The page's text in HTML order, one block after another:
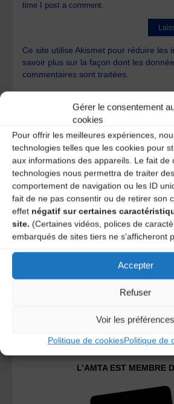
Gérer le consentement
cookies
Pour offrir les meilleures expériences,
technologies telles que les cookies pour
aux informations des appareils. Le fait de
technologies nous permettra de traiter
comportement de navigation ou les ID
fait de ne pas consentir ou de retirer son
effet négatif sur certaines
site. (Certaines vidéos, polices de
embarqués de sites tiers ne s'afficheront
Accepter
Refuser
Voir les préférences
Politique de cookiesPolitique de
time I post a comment.
Ce site utilise Akismet pour réduire les
savoir plus sur la façon dont les
commentaires sont traitées.
A DECOUVRIR :
L’AMTA EST MEMBRE